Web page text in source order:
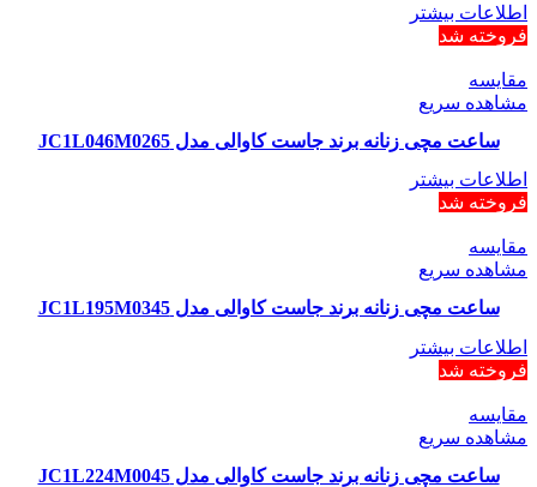
اطلاعات بیشتر
فروخته شد
مقایسه
مشاهده سریع
ساعت مچی زنانه برند جاست کاوالی مدل JC1L046M0265
اطلاعات بیشتر
فروخته شد
مقایسه
مشاهده سریع
ساعت مچی زنانه برند جاست کاوالی مدل JC1L195M0345
اطلاعات بیشتر
فروخته شد
مقایسه
مشاهده سریع
ساعت مچی زنانه برند جاست کاوالی مدل JC1L224M0045